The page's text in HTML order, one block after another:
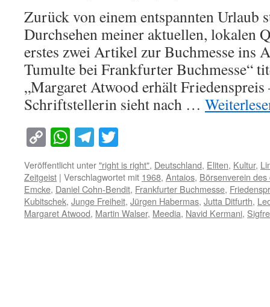
Zurück von einem entspannten Urlaub
Durchsehen meiner aktuellen, lokalen
erstes zwei Artikel zur Buchmesse ins
Tumulte bei Frankfurter Buchmesse“
„Margaret Atwood erhält Friedenspreis
Schriftstellerin sieht nach …
Copy
Link
WhatsApp
Telegram
Veröffentlicht unter"right is right", Deutschland, Eliten, Kultur,
Zeitgeist | Verschlagwortet mit 1968, Antaios, Börsenverein
Emcke, Daniel Cohn-Bendit, Frankfurter Buchmesse,
Kubitschek, Junge Freiheit, Jürgen Habermas, Jutta Ditfurth,
Margaret Atwood, Martin Walser, Meedia, Navid Kermani,